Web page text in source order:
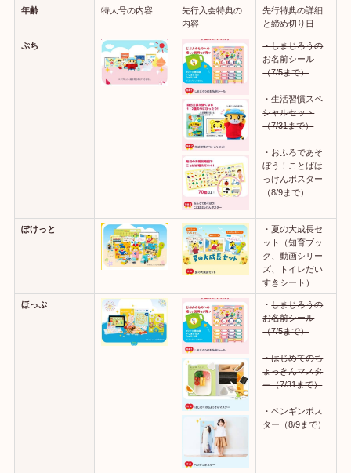
年齢 特大号の内容
先行入会特典の
内容
先行特典の詳細
と締め切り日
ぷち
・しまじろうの
お名前シール
（7/5まで）
・生活習慣スペ
シャルセット
（7/31まで）
・おふろであそ
ぼう！ことばは
っけんポスター
（8/9まで）
ぽけっと
・夏の大成長セ
ット（知育ブッ
ク、動画シリー
ズ、トイレだい
すきシート）
ほっぷ ・しまじろうの
お名前シール
（7/5まで）
・はじめてのち
ょっきんマスタ
ー（7/31まで）
・ペンギンポス
ター（8/9まで）